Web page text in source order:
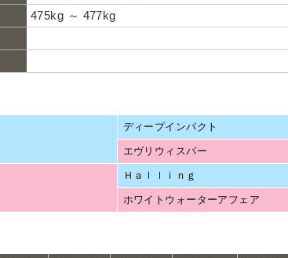
475kg ～ 477kg
ディープインパクト
エヴリウィスパー
Ｈａｌｌｉｎｇ
ホワイトウォーターアフェア